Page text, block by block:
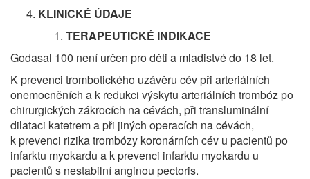
KLINICKÉ ÚDAJE
TERAPEUTICKÉ INDIKACE
Godasal 100 není určen pro děti a mladistvé do 18 let.
K prevenci trombotického uzávěru cév při arteriálních
onemocněních a k redukci výskytu arteriálních trombóz po
chirurgických zákrocích na cévách, při transluminální
dilataci katetrem a při jiných operacích na cévách,
k prevenci rizika trombózy koronárních cév u pacientů po
infarktu myokardu a k prevenci infarktu myokardu u
pacientů s nestabilní anginou pectoris.